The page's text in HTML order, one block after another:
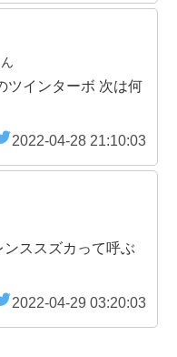
ツインターボ 次は何
2022-04-28 21:10:03
ススズカって呼ぶ
2022-04-29 03:20:03